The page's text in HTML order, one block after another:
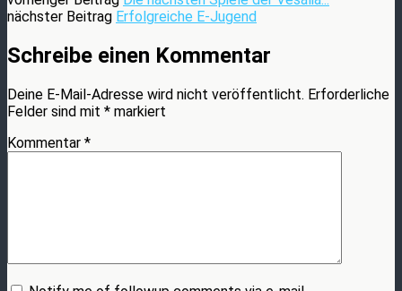
nächster Beitrag Erfolgreiche E-Jugend
Schreibe einen Kommentar
Deine E-Mail-Adresse wird nicht veröffentlicht. Erforderliche
Felder sind mit * markiert
Kommentar *